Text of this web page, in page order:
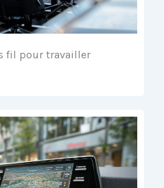
fil pour travailler